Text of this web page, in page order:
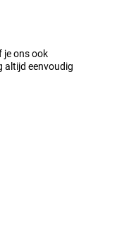
je ons ook
altijd eenvoudig